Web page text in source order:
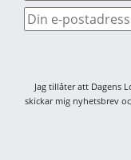
Jag tillåter att Dagens
skickar mig nyhetsbrev